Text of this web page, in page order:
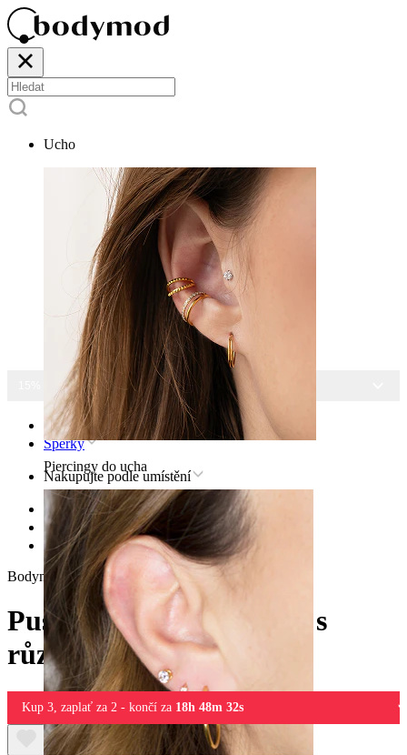
Ucho
Piercingy do ucha
15% SLEVA NA VŠECHNY ŠPERKY
Úvod
Šperky
Nakupujte podle umístění
Rty
Titanové šperky pro piercing rtů
Push-in titanová labreta s různými kamínky
Bodymod Premium
Push-in titanová labreta s
různými kamínky
Kup 3, zaplať za 2 - končí za 18h 48m 32s